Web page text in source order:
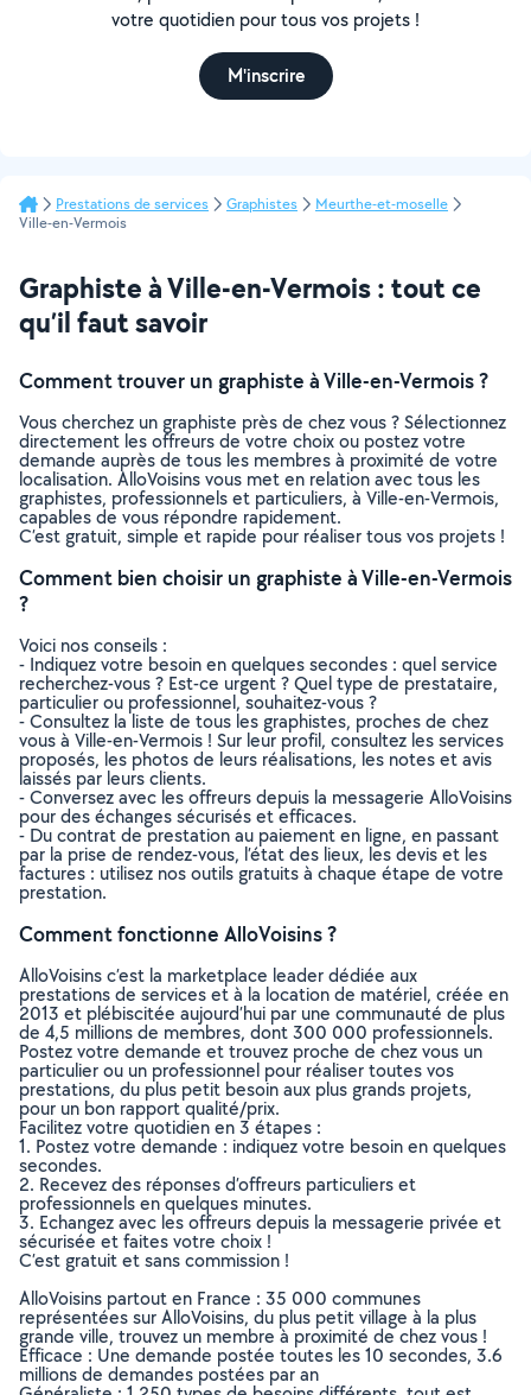
votre quotidien pour tous vos projets !
M'inscrire
Prestations de services Graphistes
Meurthe-et-moselle
Ville-en-Vermois
Graphiste à Ville-en-Vermois : tout ce
qu’il faut savoir
Comment trouver un graphiste à Ville-en-Vermois ?
Vous cherchez un graphiste près de chez vous ? Sélectionnez
directement les offreurs de votre choix ou postez votre
demande auprès de tous les membres à proximité de votre
localisation. AlloVoisins vous met en relation avec tous les
graphistes, professionnels et particuliers, à Ville-en-Vermois,
capables de vous répondre rapidement.
C’est gratuit, simple et rapide pour réaliser tous vos projets !
Comment bien choisir un graphiste à Ville-en-Vermois
?
Voici nos conseils :
- Indiquez votre besoin en quelques secondes : quel service
recherchez-vous ? Est-ce urgent ? Quel type de prestataire,
particulier ou professionnel, souhaitez-vous ?
- Consultez la liste de tous les graphistes, proches de chez
vous à Ville-en-Vermois ! Sur leur profil, consultez les services
proposés, les photos de leurs réalisations, les notes et avis
laissés par leurs clients.
- Conversez avec les offreurs depuis la messagerie AlloVoisins
pour des échanges sécurisés et efficaces.
- Du contrat de prestation au paiement en ligne, en passant
par la prise de rendez-vous, l’état des lieux, les devis et les
factures : utilisez nos outils gratuits à chaque étape de votre
prestation.
Comment fonctionne AlloVoisins ?
AlloVoisins c’est la marketplace leader dédiée aux
prestations de services et à la location de matériel, créée en
2013 et plébiscitée aujourd’hui par une communauté de plus
de 4,5 millions de membres, dont 300 000 professionnels.
Postez votre demande et trouvez proche de chez vous un
particulier ou un professionnel pour réaliser toutes vos
prestations, du plus petit besoin aux plus grands projets,
pour un bon rapport qualité/prix.
Facilitez votre quotidien en 3 étapes :
1. Postez votre demande : indiquez votre besoin en quelques
secondes.
2. Recevez des réponses d’offreurs particuliers et
professionnels en quelques minutes.
3. Echangez avec les offreurs depuis la messagerie privée et
sécurisée et faites votre choix !
C’est gratuit et sans commission !
AlloVoisins partout en France : 35 000 communes
représentées sur AlloVoisins, du plus petit village à la plus
grande ville, trouvez un membre à proximité de chez vous !
Efficace : Une demande postée toutes les 10 secondes, 3.6
millions de demandes postées par an